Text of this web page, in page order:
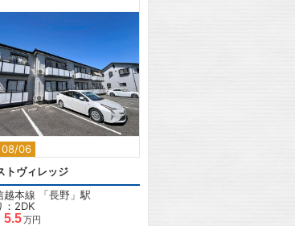
08/06
2
トヴィレッジ
越本線 「長野 」駅
：2DK
5.5万円